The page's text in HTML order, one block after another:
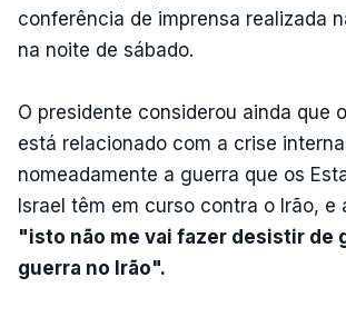
conferência de imprensa realizada
na noite de sábado.
O presidente considerou ainda que
está relacionado com a crise
nomeadamente a guerra que os
Israel têm em curso contra o Irão, e
"isto não me vai fazer desistir de
guerra no Irão".